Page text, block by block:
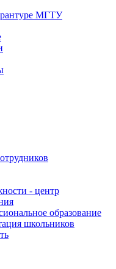
МГТУ
- центр
образование
школьников